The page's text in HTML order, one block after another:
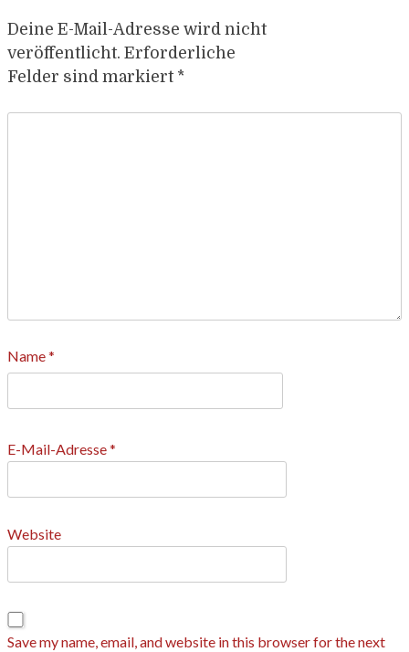
Deine E-Mail-Adresse wird nicht
veröffentlicht. Erforderliche
Felder sind markiert *
Name*
E-Mail-Adresse*
Website
Save my name, email, and website in this browser for the next